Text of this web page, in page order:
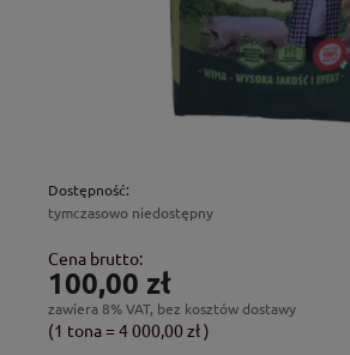
Dostępność:
tymczasowo niedostępny
Cena brutto:
100,00 zł
zawiera 8% VAT, bez kosztów dostawy
(1 tona= 4 000,00 zł)